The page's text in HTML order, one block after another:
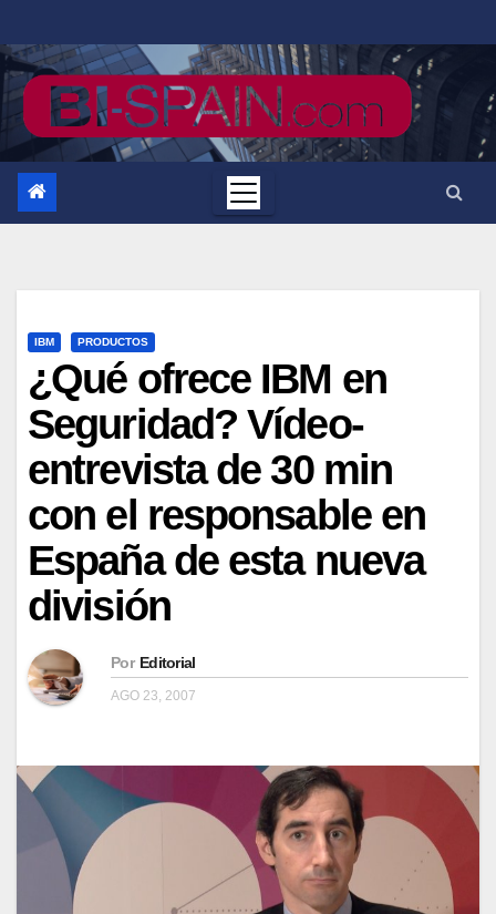
al
contenido
IBM PRODUCTOS
¿Qué ofrece IBM en
Seguridad? Vídeo-
entrevista de 30 min
con el responsable en
España de esta nueva
división
Por Editorial
AGO 23, 2007